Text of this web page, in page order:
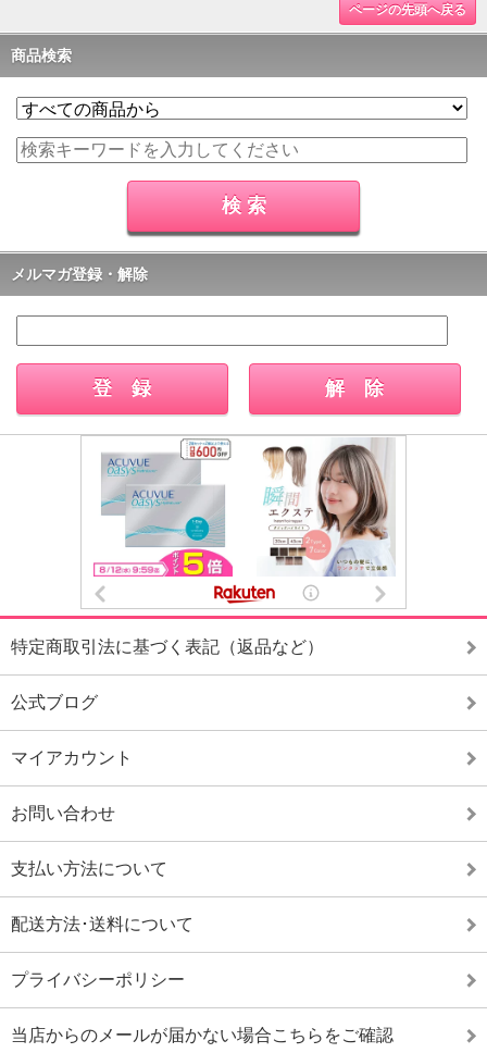
ページの先頭へ戻る
商品検索
メルマガ登録・解除
特定商取引法に基づく表記（返品など）
公式ブログ
マイアカウント
お問い合わせ
支払い方法について
配送方法･送料について
プライバシーポリシー
当店からのメールが届かない場合こちらをご確認